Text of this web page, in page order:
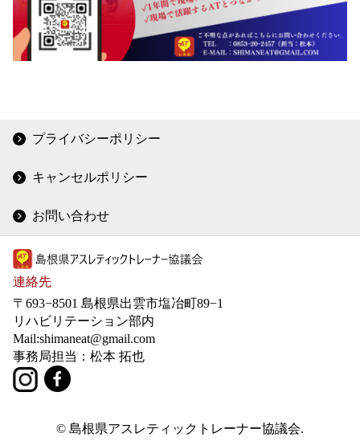
プライバシーポリシー
キャンセルポリシー
お問い合わせ
連絡先
〒693−8501 島根県出雲市塩冶町89−1
リハビリテーション部内
Mail:shimaneat@gmail.com
事務局担当：松本 拓也
© 島根県アスレティックトレーナー協議会.